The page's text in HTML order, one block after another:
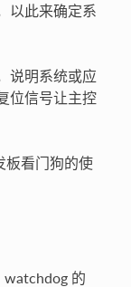
以此来确定系
说明系统或应
位信号让主控
板看门狗的使
watchdog 的